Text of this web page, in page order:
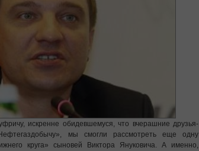
искренне обидевшемуся, что вчерашние друзья-
мы смогли рассмотреть еще одну
круга» сыновей Виктора Януковича. А именно,